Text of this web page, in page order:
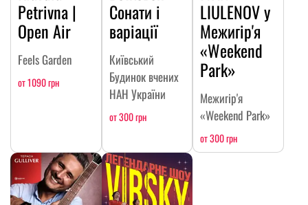
Petrivna |
Open Air
Feels Garden
от 1090 грн
Сонати і
варіації
Київський
Будинок вчених
НАН України
от 300 грн
LIULENOV у
Межигір'я
«Weekend
Park»
Межигір'я
«Weekend Park»
от 300 грн